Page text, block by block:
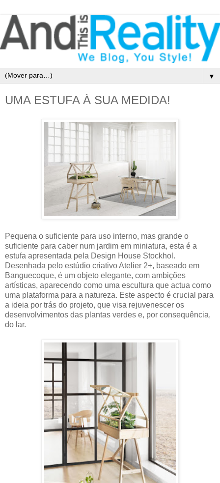
▼
UMA ESTUFA À SUA MEDIDA!
Pequena o suficiente para uso interno, mas grande o
suficiente para caber num jardim em miniatura, esta é a
estufa apresentada pela Design House Stockhol.
Desenhada pelo estúdio criativo Atelier 2+, baseado em
Banguecoque, é um objeto elegante, com ambições
artísticas, aparecendo como uma escultura que actua como
uma plataforma para a natureza. Este aspecto é crucial para
a ideia por trás do projeto, que visa rejuvenescer os
desenvolvimentos das plantas verdes e, por consequência,
do lar.